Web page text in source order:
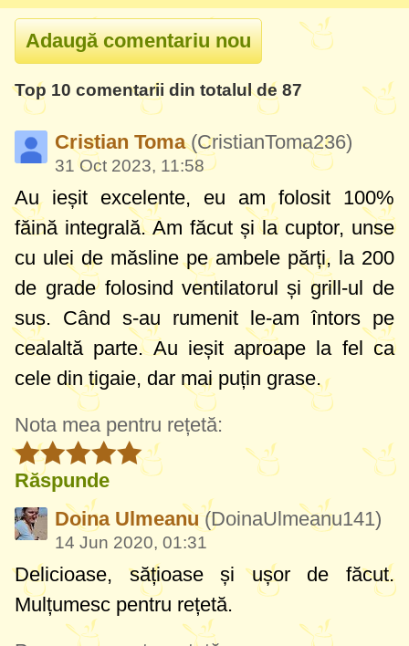
Top 10 comentarii din totalul de 87
Cristian Toma(CristianToma236)
31 Oct 2023, 11:58
Au ieșit excelente, eu am folosit 100%
făină integrală. Am făcut și la cuptor, unse
cu ulei de măsline pe ambele părți, la 200
de grade folosind ventilatorul și grill-ul de
sus. Când s-au rumenit le-am întors pe
cealaltă parte. Au ieșit aproape la fel ca
cele din tigaie, dar mai puțin grase.
Nota mea pentru rețetă:
Răspunde
Doina Ulmeanu(DoinaUlmeanu141)
14 Jun 2020, 01:31
Delicioase, sățioase și ușor de făcut.
Mulțumesc pentru rețetă.